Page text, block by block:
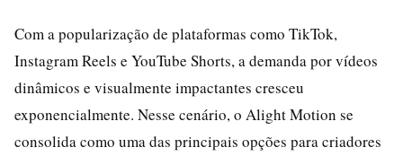
Com a popularização de plataformas como TikTok,
Instagram Reels e YouTube Shorts, a demanda por vídeos
dinâmicos e visualmente impactantes cresceu
exponencialmente. Nesse cenário, o Alight Motion se
consolida como uma das principais opções para criadores